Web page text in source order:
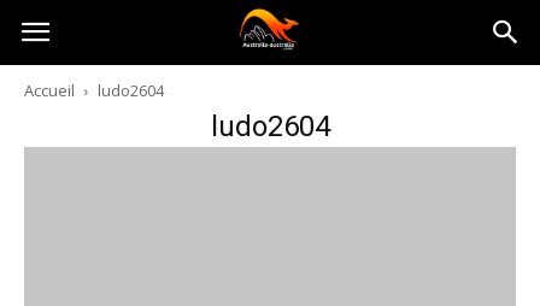
Australia-
australie.com
Accueil ludo2604
ludo2604